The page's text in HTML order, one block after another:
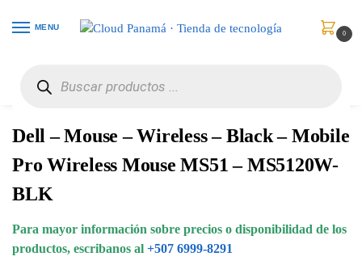
MENU
0
Dell – Mouse – Wireless – Black – Mobile
Pro Wireless Mouse MS51 – MS5120W-
BLK
Para mayor información sobre precios o disponibilidad de los
productos, escribanos al +507 6999-8291